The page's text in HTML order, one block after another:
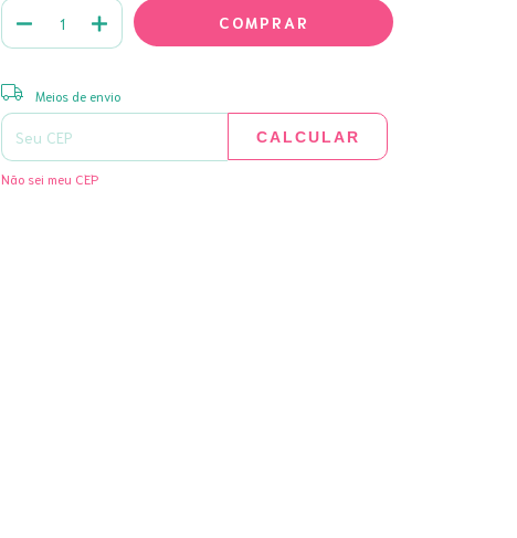
Entregas para o CEP:
Meios de envio
CALCULAR
Não sei meu CEP